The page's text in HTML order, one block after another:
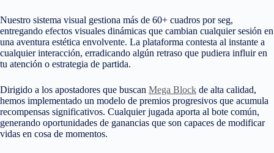
Nuestro sistema visual gestiona más de 60+ cuadros por seg,
entregando efectos visuales dinámicas que cambian cualquier sesión en
una aventura estética envolvente. La plataforma contesta al instante a
cualquier interacción, erradicando algún retraso que pudiera influir en
tu atención o estrategia de partida.
Dirigido a los apostadores que buscan Mega Block de alta calidad,
hemos implementado un modelo de premios progresivos que acumula
recompensas significativos. Cualquier jugada aporta al bote común,
generando oportunidades de ganancias que son capaces de modificar
vidas en cosa de momentos.